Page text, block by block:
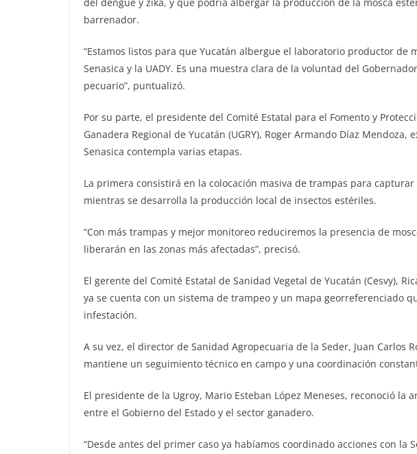
del dengue y zika, y que podría albergar la producción de la mosca
barrenador.
“Estamos listos para que Yucatán albergue el laboratorio productor de
Senasica y la UADY. Es una muestra clara de la voluntad del
pecuario”, puntualizó.
Por su parte, el presidente del Comité Estatal para el Fomento y
Ganadera Regional de Yucatán (UGRY), Roger Armando Díaz
Senasica contempla varias etapas.
La primera consistirá en la colocación masiva de trampas para
mientras se desarrolla la producción local de insectos estériles.
“Con más trampas y mejor monitoreo reduciremos la presencia de
liberarán en las zonas más afectadas”, precisó.
El gerente del Comité Estatal de Sanidad Vegetal de Yucatán (Cesvy),
ya se cuenta con un sistema de trampeo y un mapa georreferenciado
infestación.
A su vez, el director de Sanidad Agropecuaria de la Seder, Juan Carlos
mantiene un seguimiento técnico en campo y una coordinación
El presidente de la Ugroy, Mario Esteban López Meneses, reconoció la
entre el Gobierno del Estado y el sector ganadero.
“Desde antes del primer caso ya habíamos coordinado acciones con la